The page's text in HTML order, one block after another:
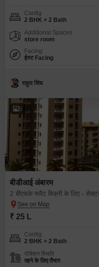
Config
2 BHK + 2 Bath
Additional Spaces
store room
Facing
ईस्ट Facing
राहुल सिंघ
5
बीडीआई अंबारम
2 बीएचके फ्लैट बिक्री के लिए -
₹ 25 L
Config
2 BHK + 2 Bath
पॉसेशन स्थिति
रहने के लिए तैयार